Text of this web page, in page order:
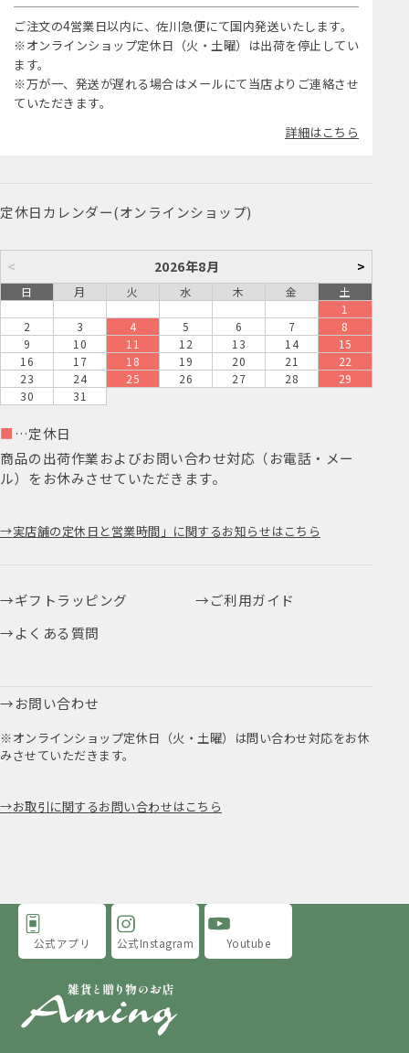
ご注文の4営業日以内に、佐川急便にて国内発送いたします。
※オンラインショップ定休日（火・土曜）は出荷を停止してい
ます。
※万が一、発送が遅れる場合はメールにて当店よりご連絡させ
ていただきます。
詳細はこちら
定休日カレンダー(オンラインショップ)
< 2026年8月 >
日 月 火 水 木 金
土
1
2
3 4 5 6 7
8
9
10 11 12 13 14
15
16
17 18 19 20 21
22
23
24 25 26 27 28
29
30
31
■ …定休日
商品の出荷作業およびお問い合わせ対応（お電話・メー
ル）をお休みさせていただきます。
実店舗の定休日と営業時間」に関するお知らせはこちら
ギフトラッピング
ご利用ガイド
よくある質問
お問い合わせ
※オンラインショップ定休日（火・土曜）は問い合わせ対応をお休
みさせていただきます。
お取引に関するお問い合わせはこちら
公式アプリ 公式Instagram Youtube